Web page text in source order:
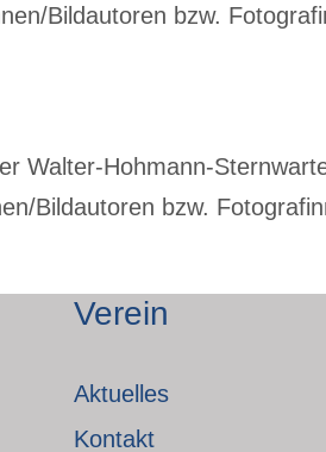
Bildautoren bzw.
Walter-Hohmann-
Bildautoren bzw.
Verein
Aktuelles
Kontakt